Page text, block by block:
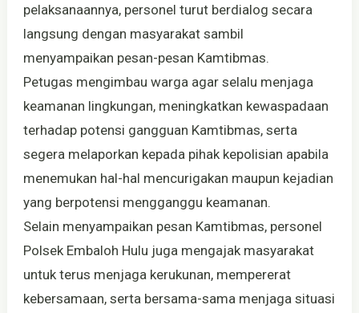
pelaksanaannya, personel turut berdialog secara
langsung dengan masyarakat sambil
menyampaikan pesan-pesan Kamtibmas.
Petugas mengimbau warga agar selalu menjaga
keamanan lingkungan, meningkatkan kewaspadaan
terhadap potensi gangguan Kamtibmas, serta
segera melaporkan kepada pihak kepolisian apabila
menemukan hal-hal mencurigakan maupun kejadian
yang berpotensi mengganggu keamanan.
Selain menyampaikan pesan Kamtibmas, personel
Polsek Embaloh Hulu juga mengajak masyarakat
untuk terus menjaga kerukunan, mempererat
kebersamaan, serta bersama-sama menjaga situasi